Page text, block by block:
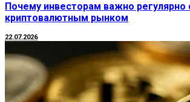
Почему инвесторам важно регулярно
криптовалютным рынком
22.07.2026